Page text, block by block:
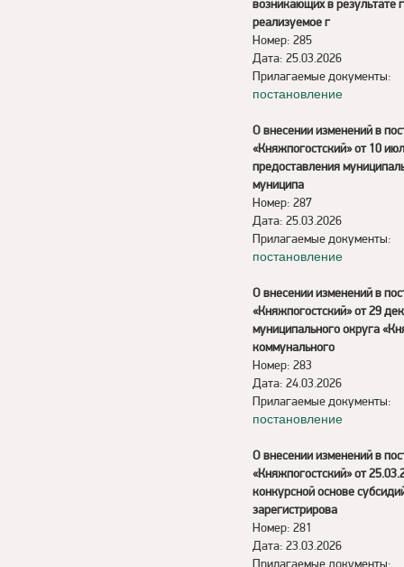
возникающих в результате
реализуемое г
Номер: 285
Дата: 25.03.2026
Прилагаемые документы:
постановление
О внесении изменений в
«Княжпогостский» от 10
предоставления
муниципа
Номер: 287
Дата: 25.03.2026
Прилагаемые документы:
постановление
О внесении изменений в
«Княжпогостский» от 29
муниципального округа
коммунального
Номер: 283
Дата: 24.03.2026
Прилагаемые документы:
постановление
О внесении изменений в
«Княжпогостский» от
конкурсной основе
зарегистрирова
Номер: 281
Дата: 23.03.2026
Прилагаемые документы: